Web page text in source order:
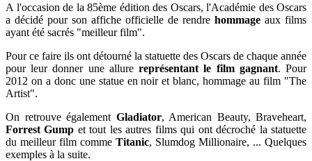
A l'occasion de la 85ème édition des Oscars, l'Académie des Oscars
a décidé pour son affiche officielle de rendre hommage aux films
ayant été sacrés "meilleur film".
Pour ce faire ils ont détourné la statuette des Oscars de chaque année
pour leur donner une allurereprésentant le film gagnant. Pour
2012 on a donc une statue en noir et blanc, hommage au film "The
Artist".
On retrouve également Gladiator, American Beauty, Braveheart,
Forrest Gump et tout les autres films qui ont décroché la statuette
du meilleur film comme Titanic, Slumdog Millionaire, ... Quelques
exemples à la suite.